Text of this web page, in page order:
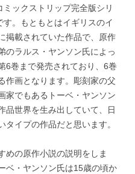
ミックストリップ完全版シリ
す。もともとはイギリスのイ
掲載されていた作品で、原作
のラルス・ヤンソン氏によっ
6巻まで発売されており、6巻
作画となります。彫刻家の父
家でもあるトーベ・ヤンソン
品世界を生み出していて、日
イプの作品だと思います。
めの原作小説の説明をしま
ベ・ヤンソン氏は15歳の頃か